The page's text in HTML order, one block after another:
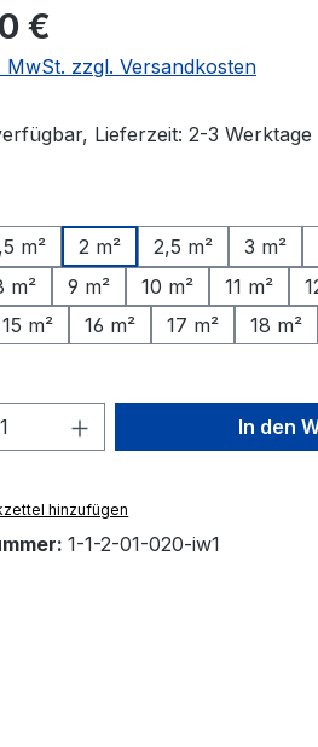
€
MwSt. zzgl. Versandkosten
Lieferzeit: 2-3 Werktage
m² 2 m² 2,5 m² 3 m²
m² 9 m² 10 m² 11 m²
15 m² 16 m² 17 m² 18 m²
Anzahl: Gib denIn den
hinzufügen
1-1-2-01-020-iw1